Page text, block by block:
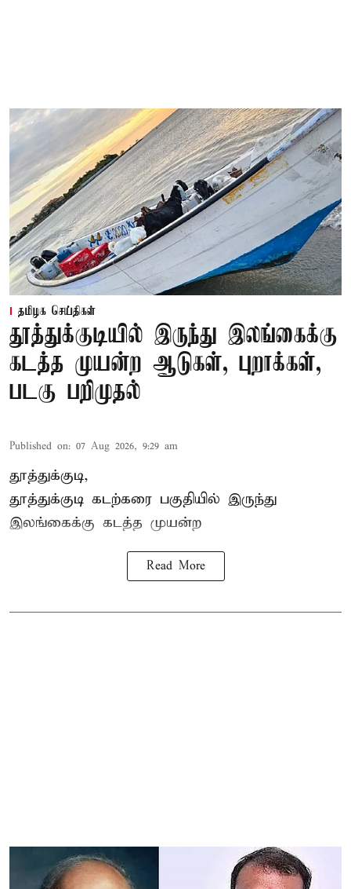
தமிழக செய்திகள்
தூத்துக்குடியில் இருந்து இலங்கைக்கு
கடத்த முயன்ற ஆடுகள், புறாக்கள்,
படகு பறிமுதல்
Published on: 07 Aug 2026, 9:29 am
தூத்துக்குடி,
தூத்துக்குடி கடற்கரை பகுதியில் இருந்து
இலங்கைக்கு கடத்த முயன்ற
Read More